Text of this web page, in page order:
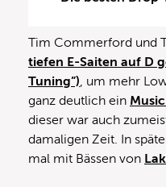
Tim Commerford und
tiefen E-Saiten auf D
Tuning”), um mehr
ganz deutlich ein
dieser war auch
damaligen Zeit. In
mal mit Bässen von